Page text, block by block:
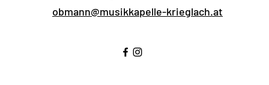
obmann@musikkapelle-krieglach.at